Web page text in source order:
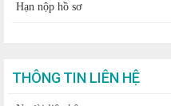
Hạn nộp hồ sơ
THÔNG TIN LIÊN HỆ